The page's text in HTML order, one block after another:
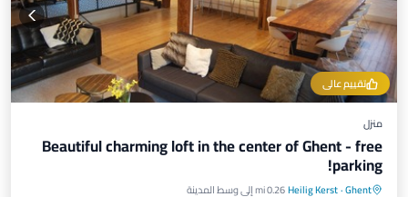
تقييم عالي
منزل
Beautiful charming loft in the center of Ghent - free
parking!
Ghent
·
Heilig Kerst0.26 mi إلى وسط المدينة